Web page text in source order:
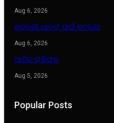
Aug 6, 2026
ଶ୍ରାବଣୀ ଯାତ୍ରା ପାଇଁ କଟକଣା
Aug 6, 2026
ଆଜିର ରାଶିଫଳ
Aug 5, 2026
Popular Posts